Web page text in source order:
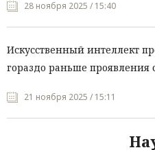
28 ноября 2025 / 15:40
Искусственный интеллект
гораздо раньше проявления
21 ноября 2025 / 15:11